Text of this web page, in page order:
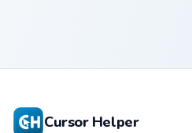
Cursor Helper